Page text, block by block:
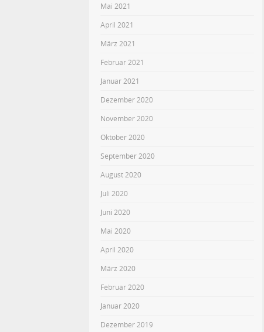
Mai 2021
April 2021
März 2021
Februar 2021
Januar 2021
Dezember 2020
November 2020
Oktober 2020
September 2020
August 2020
Juli 2020
Juni 2020
Mai 2020
April 2020
März 2020
Februar 2020
Januar 2020
Dezember 2019